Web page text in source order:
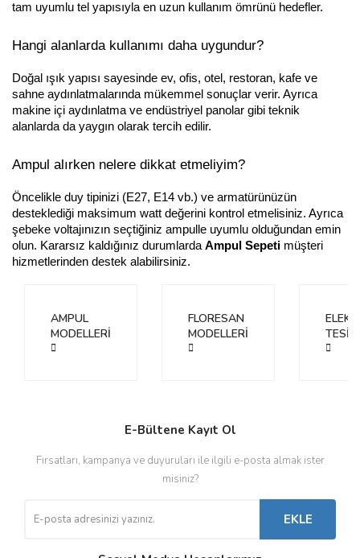
tam uyumlu tel yapısıyla en uzun kullanım ömrünü hedefler.
Hangi alanlarda kullanımı daha uygundur?
Doğal ışık yapısı sayesinde ev, ofis, otel, restoran, kafe ve
sahne aydınlatmalarında mükemmel sonuçlar verir. Ayrıca
makine içi aydınlatma ve endüstriyel panolar gibi teknik
alanlarda da yaygın olarak tercih edilir.
Ampul alırken nelere dikkat etmeliyim?
Öncelikle duy tipinizi (E27, E14 vb.) ve armatürünüzün
desteklediği maksimum watt değerini kontrol etmelisiniz. Ayrıca
şebeke voltajınızın seçtiğiniz ampulle uyumlu olduğundan emin
olun. Kararsız kaldığınız durumlarda Ampul Sepeti müşteri
hizmetlerinden destek alabilirsiniz.
AMPUL
MODELLERİ
FLORESAN
MODELLERİ
E-Bültene Kayıt Ol
Fırsatları, kampanya ve duyuruları ile ilgili e-posta almak ister
misiniz?
EKLE